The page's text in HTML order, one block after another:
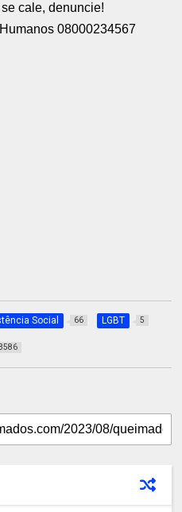
cale, denuncie!
08000234567
Social 66 LGBT 5